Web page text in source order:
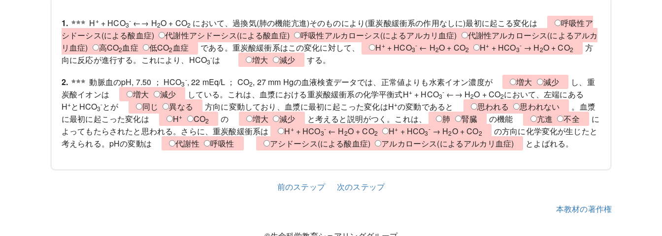
1. H++ HCO3
- ←→ H2O + CO2 において、過換気(肺の機能亢進)そのものにより(重炭酸緩衝系の作用なしに)最初に起こる変化は
呼吸性ア
シドーシス(による酸血症)
代謝性アシドーシス(による酸血症) 呼吸性アルカローシス(によるアルカリ血症)
代謝性アルカローシス(によるアルカ
リ血症)
高CO2血症 低CO2 血症 である。重炭酸緩衝系はこの変化に対して、 H++ HCO3
- ← H2O + CO2 H+ + HCO3
-→ H2O + CO2
方
向に反応が進行する。これにより、HCO3
-は 増大 減少
する。
2.
動脈血のpH, 7.50 ； HCO3
-, 22 mEq/L ； CO2, 27 mm Hgの血液検査データでは、正常値よりも水素イオン濃度が 増大 減少
し、重
炭酸イオンは
増大 減少 している。これは、血漿における重炭酸緩衝系の化学平衡式H++ HCO3
- ←→ H2O + CO2において、左端にある
H+とHCO3
-とが 同じ 異なる 方向に変動しており、血漿に最初に起こった変化はH+の変動であると 思われる 思われない
。血漿
に最初に起こった変化は
H+ CO2 の 増大 減少 と考えると説明がつく。これは、 肺 腎臓 の機能 亢進 不全
に
よってもたらされたと思われる。さらに、重炭酸緩衝系は
H++ HCO3
-← H2O + CO2 H+ + HCO3
-→ H2O + CO2
の方向に化学変化が生じたと
考えられる。pHの変動は
代謝性 呼吸性 アシドーシス(による酸血症) アルカローシス(によるアルカリ血症) とよばれる。
前のステップ
次のステップ
本教材の著作権